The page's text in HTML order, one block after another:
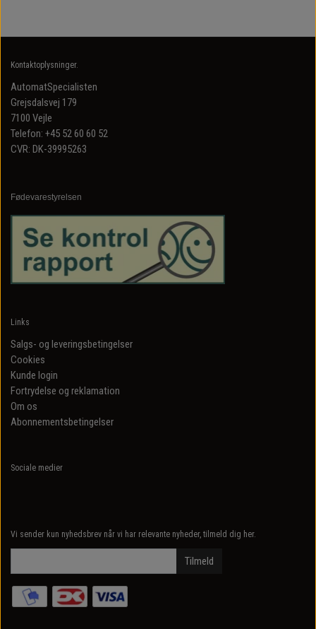
Kontaktoplysninger.
AutomatSpecialisten
Grejsdalsvej 179
7100 Vejle
Telefon: +45 52 60 60 52
CVR: DK-39995263
Fødevarestyrelsen
Links
Salgs- og leveringsbetingelser
Cookies
Kunde login
Fortrydelse og reklamation
Om os
Abonnementsbetingelser
Sociale medier
Vi sender kun nyhedsbrev når vi har relevante nyheder, tilmeld dig her.
Tilmeld